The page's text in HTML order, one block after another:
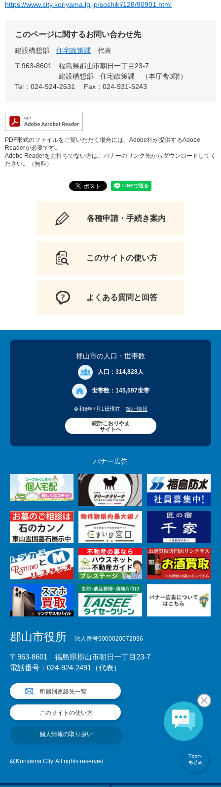
https://www.city.koriyama.lg.jp/soshiki/128/90901.html
このページに関するお問い合わせ先
建設構想部 住宅政策課
代表
〒963-8601
福島県郡山市朝日一丁目23-7
建設構想部 住宅政策課 （本庁舎3階）
Tel：024-924-2631
Fax：024-931-5243
PDF形式のファイルをご覧いただく場合には、Adobe社が提供するAdobe
Readerが必要です。
Adobe Readerをお持ちでない方は、バナーのリンク先からダウンロードしてく
ださい。（無料）
各種申請・手続き案内
このサイトの使い方
よくある質問と回答
郡山市の人口 ・世帯数
人口： 314,828人
世帯数： 145,597世帯
令和8年7月1日現在 統計情報
統計こおりやま
サイトへ
バナー広告
郡山市役所 法人番号9000020072036
〒963-8601 福島県郡山市朝日一丁目23-7
電話番号：024-924-2491（代表）
所属別連絡先一覧
このサイトの使い方
個人情報の取り扱い
@Koriyama City. All rights reserved.